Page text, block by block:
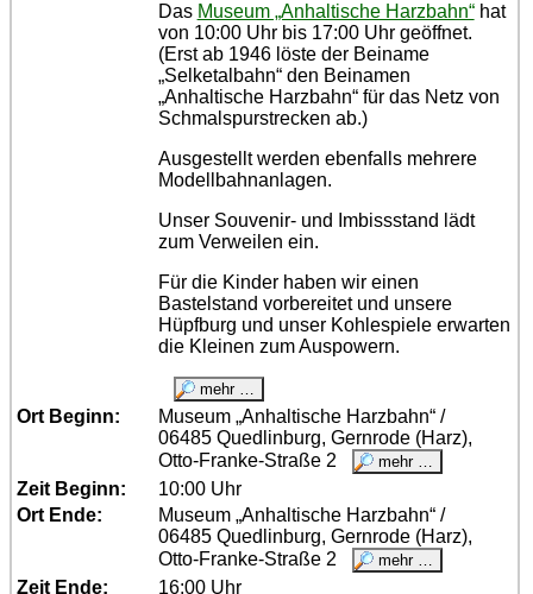
Das Museum „Anhaltische Harzbahn“hat
von 10:00 Uhr bis 17:00 Uhr geöffnet.
(Erst ab 1946 löste der Beiname
„Selketalbahn“ den Beinamen
„Anhaltische Harzbahn“ für das Netz von
Schmalspurstrecken ab.)
Ausgestellt werden ebenfalls mehrere
Modellbahnanlagen.
Unser Souvenir- und Imbissstand lädt
zum Verweilen ein.
Für die Kinder haben wir einen
Bastelstand vorbereitet und unsere
Hüpfburg und unser Kohlespiele erwarten
die Kleinen zum Auspowern.
Ort Beginn:
Museum „Anhaltische Harzbahn“ /
06485 Quedlinburg, Gernrode (Harz),
Otto-Franke-Straße 2
Zeit Beginn:
10:00 Uhr
Ort Ende:
Museum „Anhaltische Harzbahn“ /
06485 Quedlinburg, Gernrode (Harz),
Otto-Franke-Straße 2
Zeit Ende:
16:00 Uhr